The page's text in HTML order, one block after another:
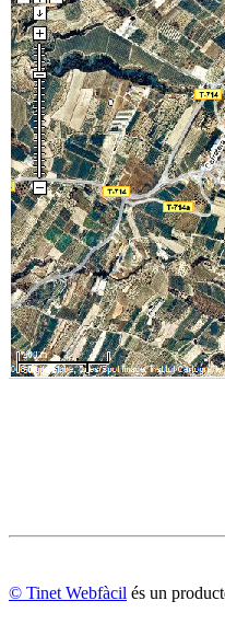
© Tinet Webfàcil és un